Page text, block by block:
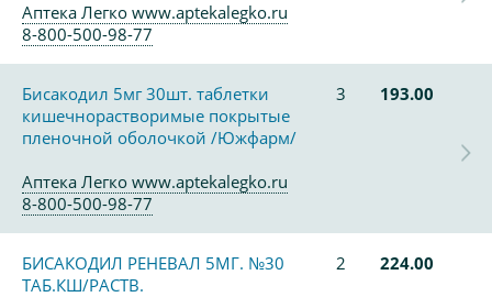
Аптека Легко www.aptekalegko.ru
8-800-500-98-77
Бисакодил 5мг 30шт. таблетки
кишечнорастворимые покрытые
пленочной оболочкой /Южфарм/
3 193.00
Аптека Легко www.aptekalegko.ru
8-800-500-98-77
БИСАКОДИЛ РЕНЕВАЛ 5МГ. №30
ТАБ.КШ/РАСТВ.
2 224.00